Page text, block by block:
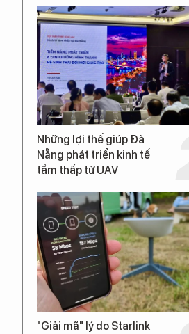
Những lợi thế giúp Đà
Nẵng phát triển kinh tế
tầm thấp từ UAV
"Giải mã" lý do Starlink